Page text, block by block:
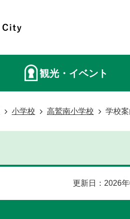
観光・イベント
小学校 高鷲南小学校 学校
更新日：2026